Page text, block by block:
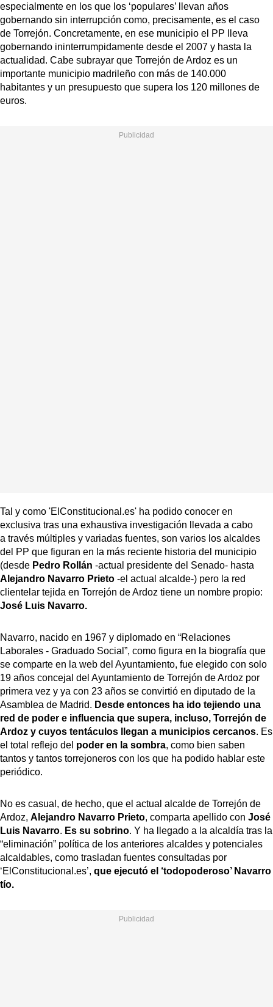
especialmente en los que los ‘populares’ llevan años
gobernando sin interrupción como, precisamente, es el caso
de Torrejón. Concretamente, en ese municipio el PP lleva
gobernando ininterrumpidamente desde el 2007 y hasta la
actualidad. Cabe subrayar que Torrejón de Ardoz es un
importante municipio madrileño con más de 140.000
habitantes y un presupuesto que supera los 120 millones de
euros.
Tal y como 'ElConstitucional.es' ha podido conocer en
exclusiva tras una exhaustiva investigación llevada a cabo
a través múltiples y variadas fuentes, son varios los alcaldes
del PP que figuran en la más reciente historia del municipio
(desde Pedro Rollán -actual presidente del Senado- hasta
Alejandro Navarro Prieto -el actual alcalde-) pero la red
clientelar tejida en Torrejón de Ardoz tiene un nombre propio:
José Luis Navarro.
Navarro, nacido en 1967 y diplomado en “Relaciones
Laborales - Graduado Social”, como figura en la biografía que
se comparte en la web del Ayuntamiento, fue elegido con solo
19 años concejal del Ayuntamiento de Torrejón de Ardoz por
primera vez y ya con 23 años se convirtió en diputado de la
Asamblea de Madrid. Desde entonces ha ido tejiendo una
red de poder e influencia que supera, incluso, Torrejón de
Ardoz y cuyos tentáculos llegan a municipios cercanos. Es
el total reflejo del poder en la sombra, como bien saben
tantos y tantos torrejoneros con los que ha podido hablar este
periódico.
No es casual, de hecho, que el actual alcalde de Torrejón de
Ardoz, Alejandro Navarro Prieto, comparta apellido con José
Luis Navarro. Es su sobrino. Y ha llegado a la alcaldía tras la
“eliminación” política de los anteriores alcaldes y potenciales
alcaldables, como trasladan fuentes consultadas por
‘ElConstitucional.es’, que ejecutó el ‘todopoderoso’ Navarro
tío.